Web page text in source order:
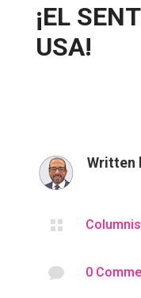
¡EL
USA!
Written

 0